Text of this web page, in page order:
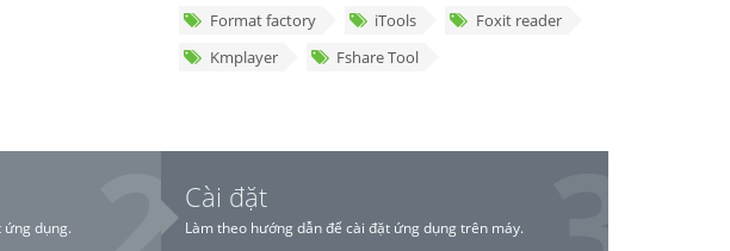
Format factory
iTools
Foxit reader
Kmplayer
Fshare Tool
ứng dụng.
Cài đặt
Làm theo hướng dẫn để cài đặt ứng dụng trên máy.